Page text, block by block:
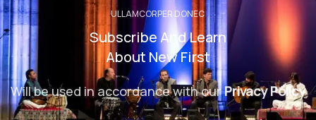
ULLAMCORPER DONEC
Subscribe And Learn
About New First
Will be used in accordance with ourPrivacy Policy